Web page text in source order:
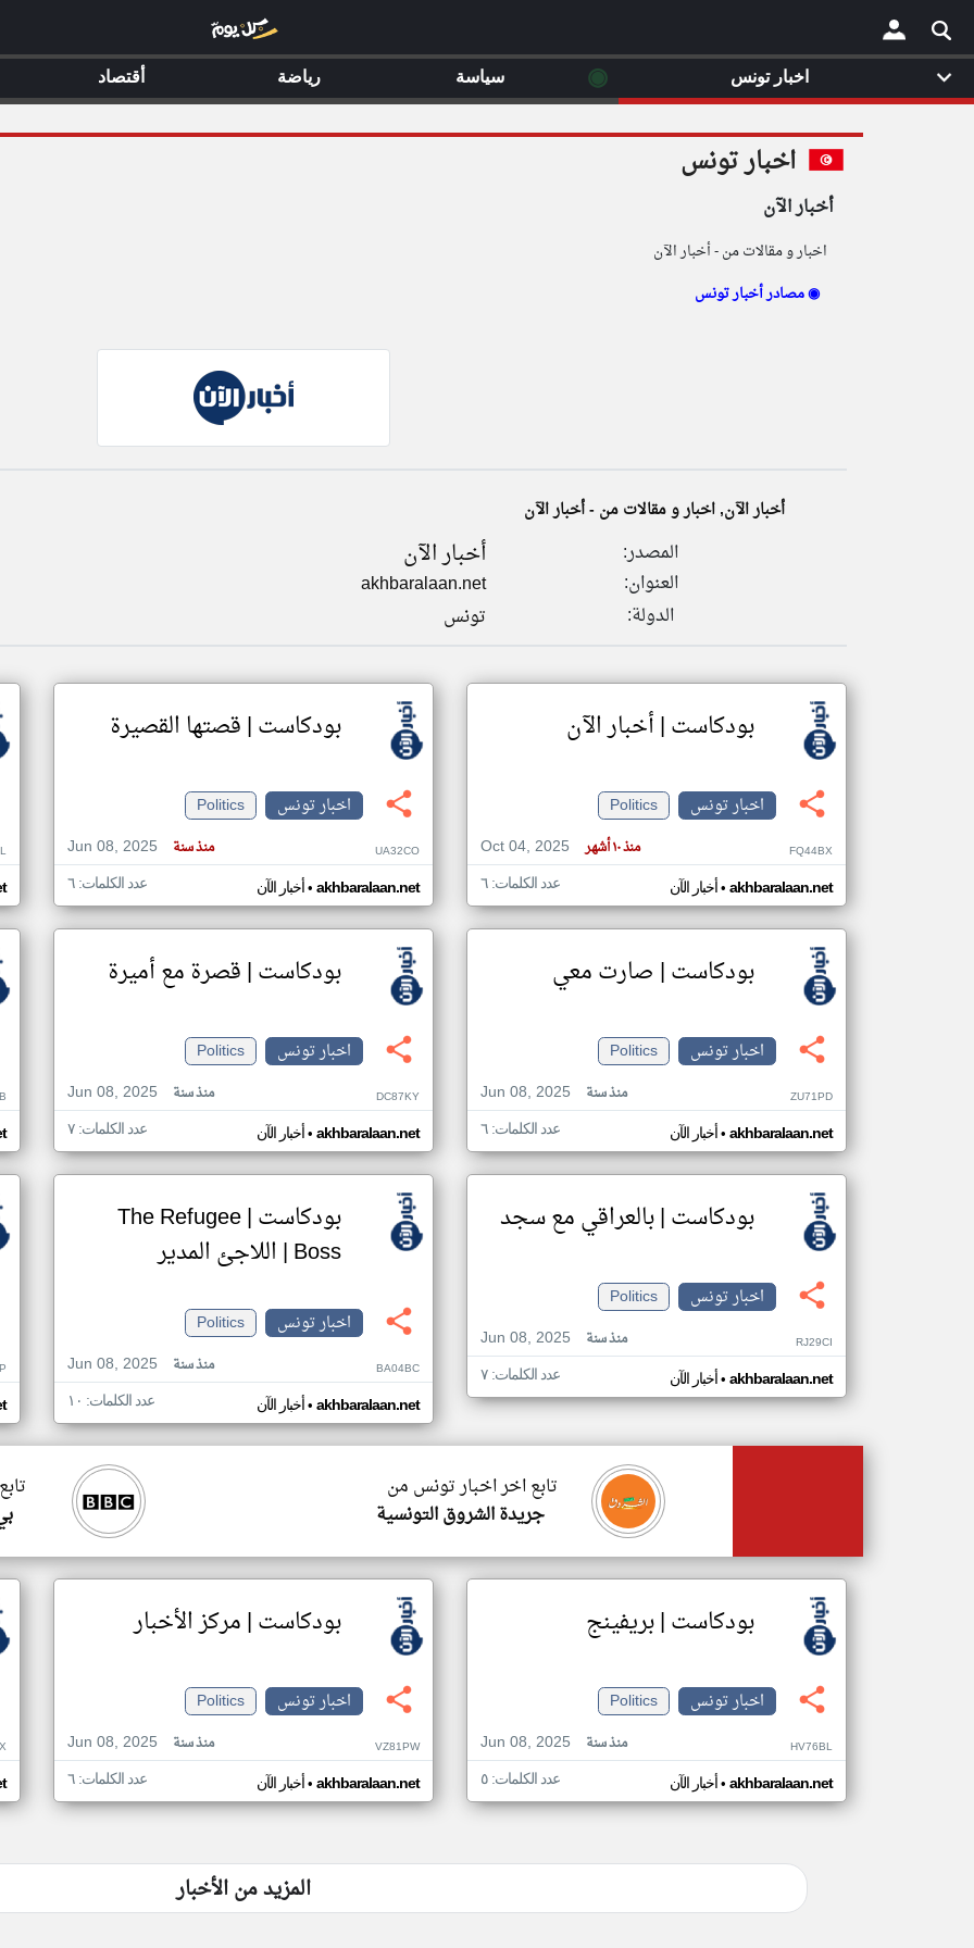
× اخبار تونس
أخبار الآن
اخبار و مقالات من - أخبار الآن
مصادر أخبار تونس ◉
أخبار الآن, اخبار و مقالات من - أخبار الآن
المصدر: أخبار الآن
العنوان:
akhbaralaan.net
الدولة:
تونس
بودكاست | أخبار الآن
اخبار تونس
Politics
Oct 04, 2025
منذ ١٠ أشهر FQ44BX
أخبار الآن• akhbaralaan.net عدد الكلمات: ٦
بودكاست | قصتها القصيرة
اخبار تونس
Politics
Jun 08, 2025
منذ سنة UA32CO
أخبار الآن• akhbaralaan.net عدد الكلمات: ٦
بودكاست | صارت معي
اخبار تونس
Politics
Jun 08, 2025
منذ سنة ZU71PD
أخبار الآن• akhbaralaan.net عدد الكلمات: ٦
بودكاست | قصرة مع أميرة
اخبار تونس
Politics
Jun 08, 2025
منذ سنة DC87KY
أخبار الآن• akhbaralaan.net عدد الكلمات: ٧
بودكاست | بالعراقي مع سجد
اخبار تونس
Politics
Jun 08, 2025
منذ سنة RJ29CI
أخبار الآن• akhbaralaan.net عدد الكلمات: ٧
بودكاست | The Refugee
Boss | اللاجئ المدير
اخبار تونس
Politics
Jun 08, 2025
منذ سنة BA04BC
أخبار الآن• akhbaralaan.net عدد الكلمات: ١٠
تابع اخر اخبار تونس من
جريدة الشروق التونسية
بودكاست | بريفينج
اخبار تونس
Politics
Jun 08, 2025
منذ سنة HV76BL
أخبار الآن• akhbaralaan.net عدد الكلمات: ٥
بودكاست | مركز الأخبار
اخبار تونس
Politics
Jun 08, 2025
منذ سنة VZ81PW
أخبار الآن• akhbaralaan.net عدد الكلمات: ٦
المزيد من الأخبار
اخبار تونس ◉ سياسة رياضة أقتصاد